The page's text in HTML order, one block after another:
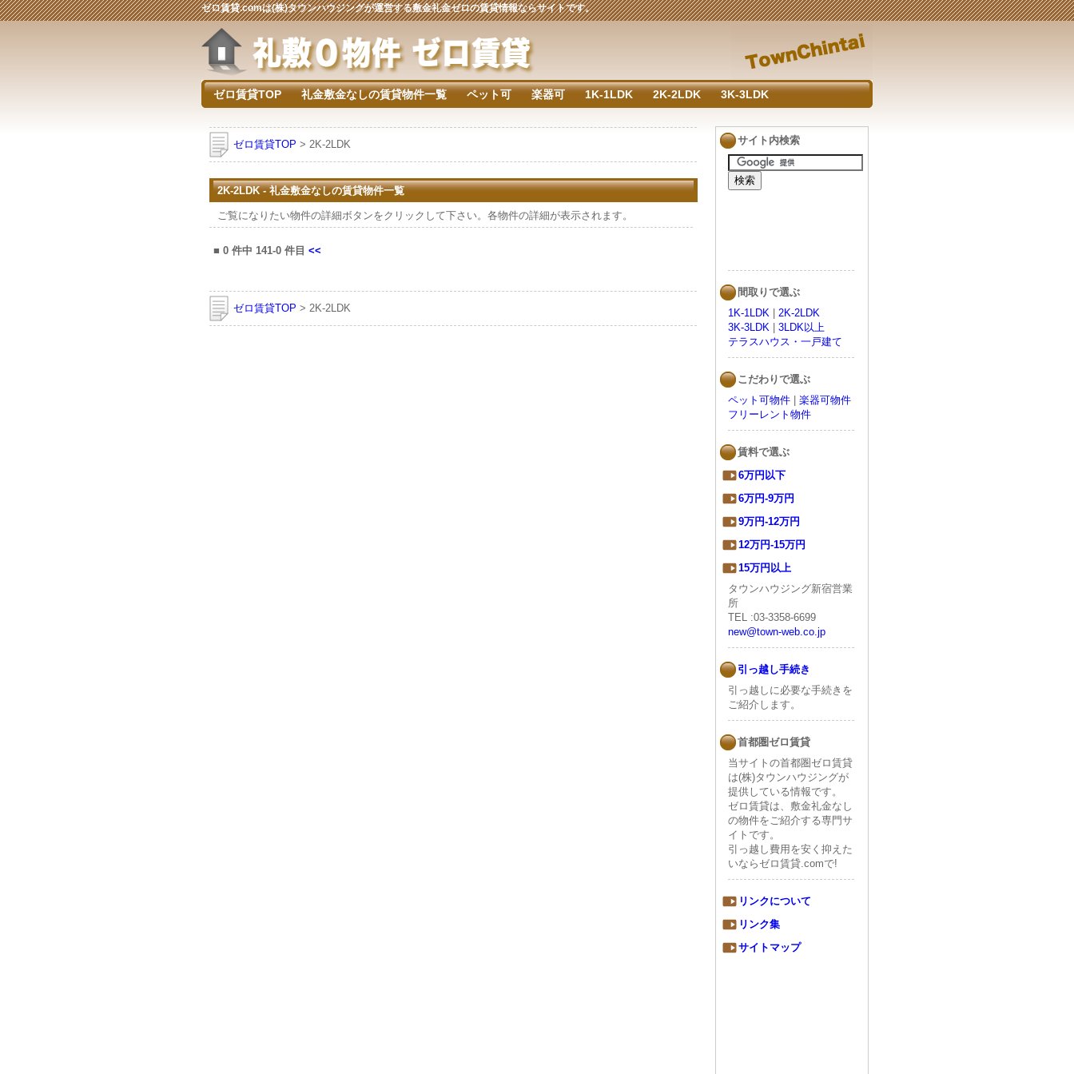
ゼロ賃貸.comは(株)タウンハウジングが運営する敷金礼金ゼロの賃貸情報ならサイトです。
ゼロ賃貸TOP 礼金敷金なしの賃貸物件一覧 ペット可 楽器可 1K-1LDK 2K-2LDK 3K-3LDK
ゼロ賃貸TOP > 2K-2LDK
2K-2LDK - 礼金敷金なしの賃貸物件一覧
ご覧になりたい物件の詳細ボタンをクリックして下さい。各物件の詳細が表示されます。
■ 0 件中 141-0 件目 <<
ゼロ賃貸TOP > 2K-2LDK
サイト内検索
間取りで選ぶ
1K-1LDK
2K-2LDK
3K-3LDK
3LDK以上
テラスハウス・一戸建て
こだわりで選ぶ
ペット可物件
楽器可物件
フリーレント物件
賃料で選ぶ
6万円以下
6万円-9万円
9万円-12万円
12万円-15万円
15万円以上
タウンハウジング新宿営業
所
TEL :03-3358-6699
new@town-web.co.jp
引っ越し手続き
引っ越しに必要な手続きを
ご紹介します。
首都圏ゼロ賃貸
当サイトの首都圏ゼロ賃貸
は(株)タウンハウジングが
提供している情報です。
ゼロ賃貸は、敷金礼金なし
の物件をご紹介する専門サ
イトです。
引っ越し費用を安く抑えた
いならゼロ賃貸.comで!
リンクについて
リンク集
サイトマップ